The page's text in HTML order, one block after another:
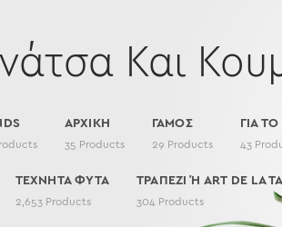
Και
ΑΡΧΙΚΗ
35 Products
ΓΑΜΟΣ
29 Products
ΓΙΑ ΤΟ
43
ΤΕΧΝΗΤΑ ΦΥΤΑ
2,653 Products
ΤΡΑΠΕΖΙ Ή ART DE LA
304 Products